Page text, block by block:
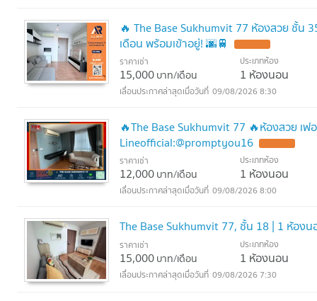
🔥 The Base Sukhumvit 77 ห้องสวย ชั้น
เดือน พร้อมเข้าอยู่! 🌆🚆
ราคาเช่า
15,000บาท/เดือน
ประเภทห้อง
1 ห้องนอน
09/08/2026 8:30
🔥The Base Sukhumvit 77 🔥ห้องสวย เ
Lineofficial:@promptyou16
ราคาเช่า
12,000บาท/เดือน
ประเภทห้อง
1 ห้องนอน
09/08/2026 8:00
The Base Sukhumvit 77, ชั้น 18 | 1 ห้อง
ราคาเช่า
15,000บาท/เดือน
ประเภทห้อง
1 ห้องนอน
09/08/2026 7:30